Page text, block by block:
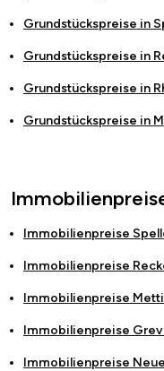
Grundstückspreise in
Grundstückspreise in
Grundstückspreise in
Grundstückspreise in
Immobilienpreise
Immobilienpreise
Immobilienpreise
Immobilienpreise
Immobilienpreise